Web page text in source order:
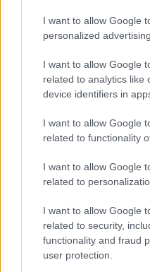
I want to allow Google
personalized advertising.
I want to allow Google
related to analytics like
device identifiers in
I want to allow Google
related to functionality
I want to allow Google
related to
I want to allow Google
related to security,
functionality and fraud
user protection.
Hírlevél
Adja meg keresztnevét:
meg e-mail címét:
Nem szeretne lemaradni